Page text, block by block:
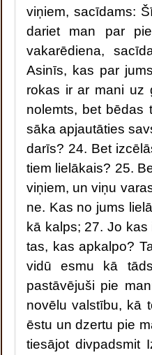
viņiem, sacīdams:
dariet man par
vakarēdiena,
Asinīs, kas par
rokas ir ar mani uz
nolemts, bet bēdas
sāka apjautāties
darīs? 24. Bet
tiem lielākais? 25.
viņiem, un viņu
ne. Kas no jums
kā kalps; 27. Jo
tas, kas apkalpo?
vidū esmu kā
pastāvējuši pie
novēlu valstību, kā
ēstu un dzertu pie
tiesājot divpadsmit